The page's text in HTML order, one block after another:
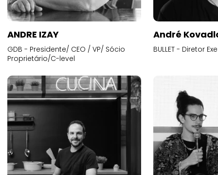
ANDRE IZAY
GDB - Presidente/ CEO / VP/ Sócio
Proprietário/C-level
André
BULLET - Diretor